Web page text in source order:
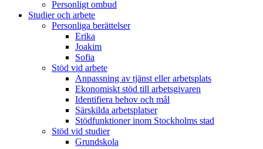
Personligt ombud
Studier och arbete
Personliga berättelser
Erika
Joakim
Sofia
Stöd vid arbete
Anpassning av tjänst eller arbetsplats
Ekonomiskt stöd till arbetsgivaren
Identifiera behov och mål
Särskilda arbetsplatser
Stödfunktioner inom Stockholms stad
Stöd vid studier
Grundskola